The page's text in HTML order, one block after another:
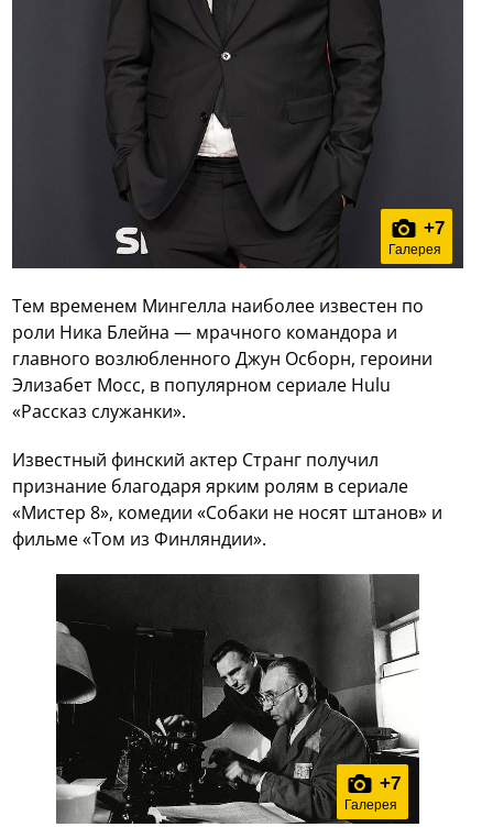
+7
Галерея
Тем временем Мингелла наиболее известен по
роли Ника Блейна — мрачного командора и
главного возлюбленного Джун Осборн, героини
Элизабет Мосс, в популярном сериале Hulu
«Рассказ служанки».
Известный финский актер Странг получил
признание благодаря ярким ролям в сериале
«Мистер 8», комедии «Собаки не носят штанов» и
фильме «Том из Финляндии».
+7
Галерея